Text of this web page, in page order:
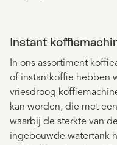
Instant
In ons assortiment
of instantkoffie hebben
vriesdroog
kan worden, die met
waarbij de sterkte van
ingebouwde watertank